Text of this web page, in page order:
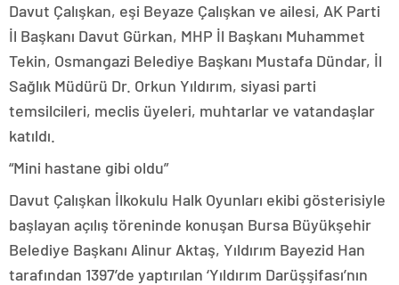
Davut Çalışkan, eşi Beyaze Çalışkan ve ailesi, AK Parti
İl Başkanı Davut Gürkan, MHP İl Başkanı Muhammet
Tekin, Osmangazi Belediye Başkanı Mustafa Dündar, İl
Sağlık Müdürü Dr. Orkun Yıldırım, siyasi parti
temsilcileri, meclis üyeleri, muhtarlar ve vatandaşlar
katıldı.
“Mini hastane gibi oldu”
Davut Çalışkan İlkokulu Halk Oyunları ekibi gösterisiyle
başlayan açılış töreninde konuşan Bursa Büyükşehir
Belediye Başkanı Alinur Aktaş, Yıldırım Bayezid Han
tarafından 1397’de yaptırılan ‘Yıldırım Darüşşifası’nın